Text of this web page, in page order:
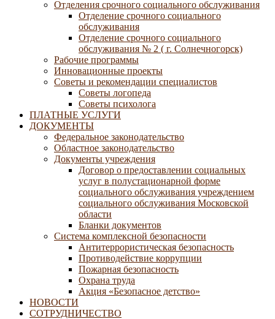
Отделения срочного социального обслуживания
Отделение срочного социального
обслуживания
Отделение срочного социального
обслуживания № 2 ( г. Солнечногорск)
Рабочие программы
Инновационные проекты
Советы и рекомендации специалистов
Советы логопеда
Советы психолога
ПЛАТНЫЕ УСЛУГИ
ДОКУМЕНТЫ
Федеральное законодательство
Областное законодательство
Документы учреждения
Договор о предоставлении социальных
услуг в полустационарной форме
социального обслуживания учреждением
социального обслуживания Московской
области
Бланки документов
Система комплексной безопасности
Антитеррористическая безопасность
Противодействие коррупции
Пожарная безопасность
Охрана труда
Акция «Безопасное детство»
НОВОСТИ
СОТРУДНИЧЕСТВО